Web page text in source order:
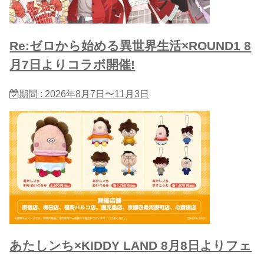
Re:ゼロから始める異世界生活×ROUND1 8
月7日よりコラボ開催!
期間 : 2026年8月7日〜11月3日
あたしンち×KIDDY LAND 8月8日よりフェ